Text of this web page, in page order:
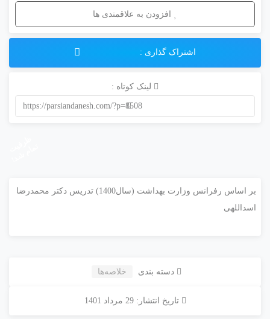
افزودن به علاقمندی ها
اشتراک گذاری :
لینک کوتاه :
https://parsiandanesh.com/?p=8508
بر اساس رفرانس وزارت بهداشت (سال1400) تدریس دکتر محمدرضا
اسداللهی
دسته بندی خلاصه‌ها
تاریخ انتشار: 29 مرداد 1401